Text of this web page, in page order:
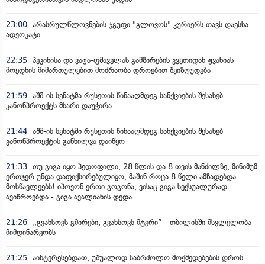
23:00 არასრულწლოვნების ჯგუფი "გლოვოს" კურიერს თავს დაესხა -
ადვოკატი
22:35 პეკინისა და ვაჟა-ფშაველას გამზირების კვეთიდან ჟვანიას
მოედნის მიმართულებით მოძრაობა დროებით შეიზღუდება
21:59 აშშ-ის სენატმა რუსეთის წინააღმდეგ სანქციების შესახებ
კანონპროექტს მხარი დაუჭირა
21:44 აშშ-ის სენატში რუსეთის წინააღმდეგ სანქციების შესახებ
კანონპროექტის განხილვა დაიწყო
21:33 თუ გიგა იყო პედოფილი, 28 წლის და 8 თვის მანძილზე, მინიმუმ
ერთჯერ უნდა დაფიქსირებულიყო, მაშინ როცა 8 წელი ამზადებდა
მოსწავლეებს! იპოვონ ერთი გოგონა, ვისაც გიგა სექსუალურად
ავიწროებდა - გიგა ავალიანის დედა
21:26
„გვახსოვს გმირები, გვახსოვს მტერი” - თბილისში მსვლელობა
მიმდინარეობს
21:25 აინტერესებდათ, უშუალოდ საბრძოლო მოქმედებების დროს